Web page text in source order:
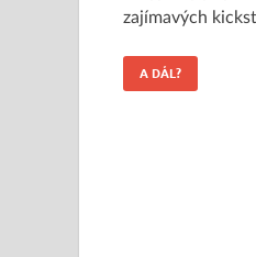
zajímavých
A DÁL?